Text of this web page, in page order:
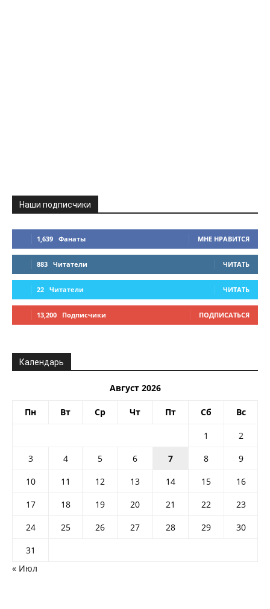
Наши подписчики
1,639 Фанаты МНЕ НРАВИТСЯ
883 Читатели ЧИТАТЬ
22 Читатели ЧИТАТЬ
13,200 Подписчики ПОДПИСАТЬСЯ
Календарь
Август 2026
Пн Вт Ср Чт Пт Сб Вс
1
2
3
4 5 6 7 8
9
10
11 12 13 14 15
16
17
18 19 20 21 22
23
24
25 26 27 28 29
30
31
« Июл